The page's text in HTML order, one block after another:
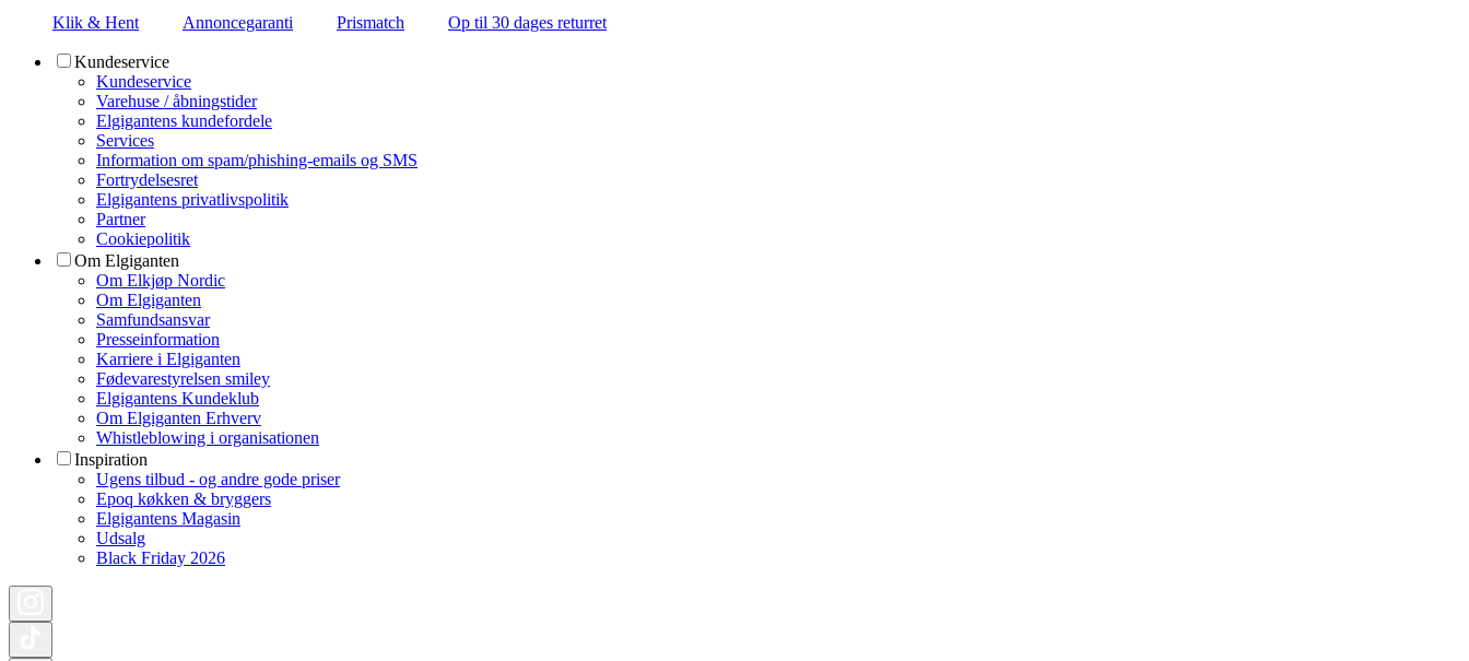
Klik & Hent Annoncegaranti Prismatch Op til 30 dages returret
Kundeservice
Kundeservice
Varehuse / åbningstider
Elgigantens kundefordele
Services
Information om spam/phishing-emails og SMS
Fortrydelsesret
Elgigantens privatlivspolitik
Partner
Cookiepolitik
Om Elgiganten
Om Elkjøp Nordic
Om Elgiganten
Samfundsansvar
Presseinformation
Karriere i Elgiganten
Fødevarestyrelsen smiley
Elgigantens Kundeklub
Om Elgiganten Erhverv
Whistleblowing i organisationen
Inspiration
Ugens tilbud - og andre gode priser
Epoq køkken & bryggers
Elgigantens Magasin
Udsalg
Black Friday 2026